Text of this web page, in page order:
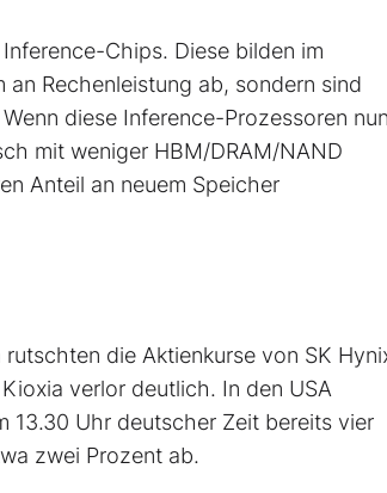
Chips. Diese bilden im
Rechenleistung ab, sondern sind
diese Inference-Prozessoren nun
mit weniger HBM/DRAM/NAND
Anteil an neuem Speicher
die Aktienkurse von SK
verlor deutlich. In den USA
13.30 Uhr deutscher Zeit bereits vier
zwei Prozent ab.